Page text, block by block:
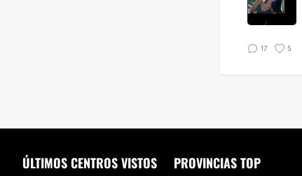
17 5
ÚLTIMOS CENTROS VISTOS PROVINCIAS TOP